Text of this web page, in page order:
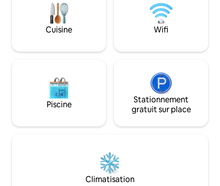
Instagram : @_casaalba_ Les clients
peuvent accéder librement à tous les
espaces ouverts de la maison : salon,
salle à manger, cuisine, salles de bains,
terrasse. Il y a deux espaces privés de la
sont laissées ouvertes et préparées en
fonction des clients qui louent la maison.
Nous ne sommes pas à la maison
pendant le séjour, mais nous aimons être
sommes disponibles pour aider si
est très calme, centrale, avec des arbres
et à 10 minutes du lac à pied. Banyoles,
au cas où vous ne le sauriez pas, est un
village calme entouré d'un
bus et vous
les commodités :
pharmacie,
restaurants,
rénové. Gaudir signifie « profiter » en
appartement,
vraiment
vues
côte et Montjuïc
Tibidado ! Situé dans un quartier central
en commun et à
Cuisine Wifi
Piscine
Stationnement
gratuit sur place
Climatisation